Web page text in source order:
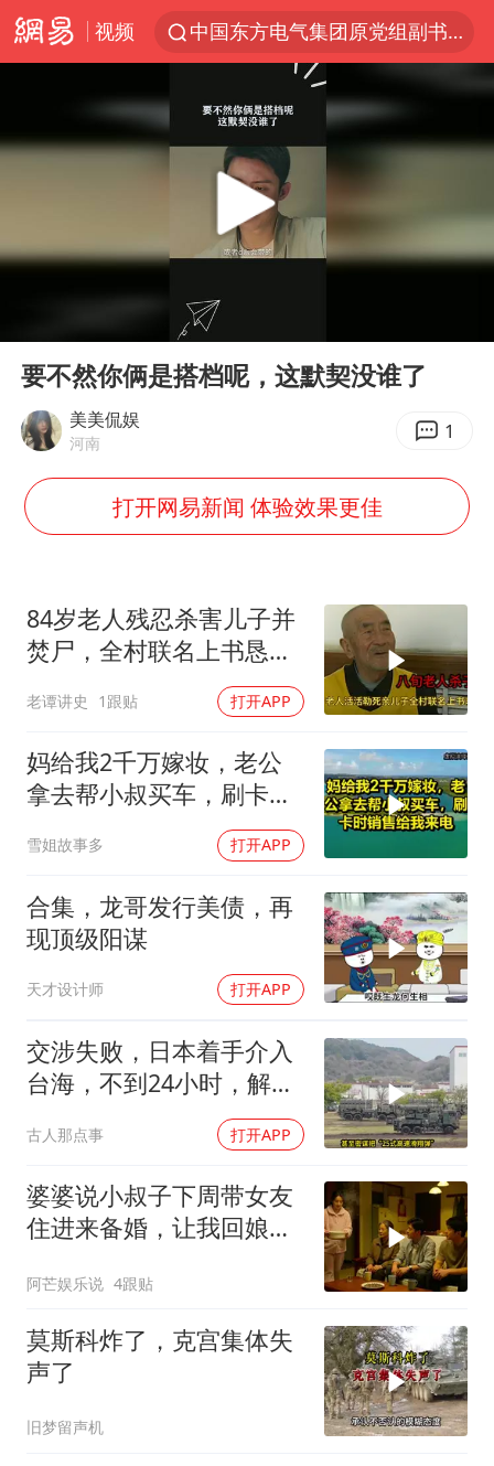
视频
中国东方电气集团原党组副书记、董事宋致远被查
张本智和：零封向鹏不意外
泰国初中生饮弹自尽前开了26枪
内蒙古“十六运”主宣传片发布
用AI造出新病毒意味着什么
浙江最强风雨时段已锁定
台州《告全体市民书》：非必要不外出
宇树王兴兴被问了360多个问题
视频丨森林温泉、油菜花海、丹崖碧水……解锁各地夏日限定体验
习近平心系体育强国建设
Play
要不然你俩是搭档呢，这默契没谁了
美美侃娱
河南 1
打开网易新闻 体验效果更佳
84岁老人残忍杀害儿子并
焚尸，全村联名上书恳求
轻判，得知缘由警察心疼
落泪
老谭讲史 1跟贴 打开APP
妈给我2千万嫁妆，老公
拿去帮小叔买车，刷卡时
雪姐故事多 打开APP
合集，龙哥发行美债，再
现顶级阳谋
天才设计师 打开APP
交涉失败，日本着手介入
台海，不到24小时，解放
古人那点事 打开APP
婆婆说小叔子下周带女友
住进来备婚，让我回娘家
阿芒娱乐说 4跟贴
莫斯科炸了，克宫集体失
声了
旧梦留声机